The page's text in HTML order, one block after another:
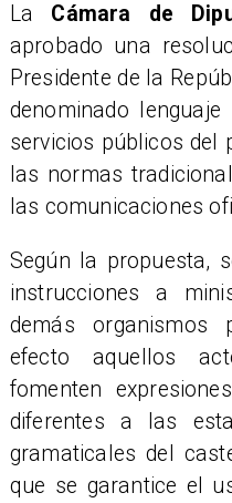
La Cámara de
aprobado una
Presidente de la
denominado
servicios públicos del
las normas
las comunicaciones
Según la propuesta,
instrucciones a
demás organismos
efecto aquellos
fomenten
diferentes a las
gramaticales del
que se garantice el